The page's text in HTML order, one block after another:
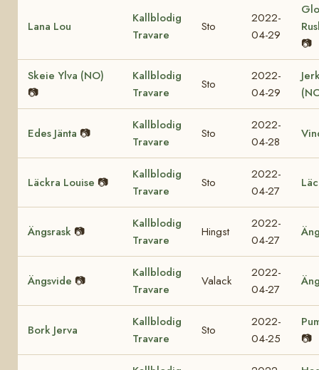
Lana Lou
Kallblodig
Travare
Sto
2022-
04-29
📷
Skeie Ylva (NO)
📷
Kallblodig
Travare
Sto
2022-
04-29
Edes Jänta 📷
Kallblodig
Travare
Sto
2022-
04-28
Läckra Louise 📷
Kallblodig
Travare
Sto
2022-
04-27
Ängsrask 📷
Kallblodig
Travare
Hingst
2022-
04-27
Ängsvide 📷
Kallblodig
Travare
Valack
2022-
04-27
Bork Jerva
Kallblodig
Travare
Sto
2022-
04-25
📷